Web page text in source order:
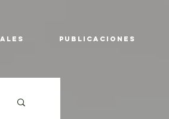
PUBLICACIONES